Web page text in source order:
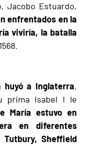
Jacobo Estuardo,
enfrentados en la
viviría, la batalla
huyó a Inglaterra,
prima Isabel I le
María estuvo en
en diferentes
Sheffield